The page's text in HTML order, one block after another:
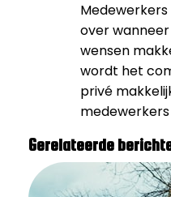
over
wensen
wordt het
privé
Gerelateerde